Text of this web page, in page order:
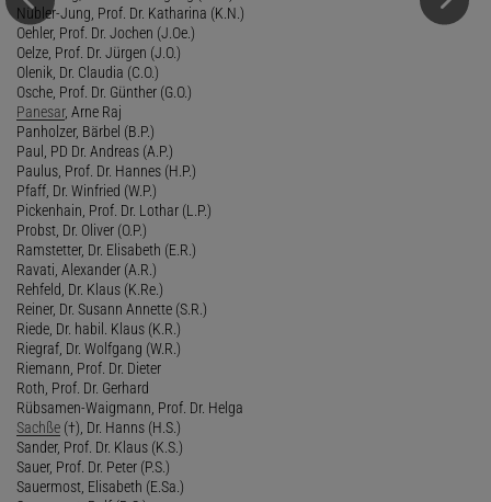
Nübler-Jung, Prof. Dr. Katharina (K.N.)
Oehler, Prof. Dr. Jochen (J.Oe.)
Oelze, Prof. Dr. Jürgen (J.O.)
Olenik, Dr. Claudia (C.O.)
Osche, Prof. Dr. Günther (G.O.)
Panesar, Arne Raj
Panholzer, Bärbel (B.P.)
Paul, PD Dr. Andreas (A.P.)
Paulus, Prof. Dr. Hannes (H.P.)
Pfaff, Dr. Winfried (W.P.)
Pickenhain, Prof. Dr. Lothar (L.P.)
Probst, Dr. Oliver (O.P.)
Ramstetter, Dr. Elisabeth (E.R.)
Ravati, Alexander (A.R.)
Rehfeld, Dr. Klaus (K.Re.)
Reiner, Dr. Susann Annette (S.R.)
Riede, Dr. habil. Klaus (K.R.)
Riegraf, Dr. Wolfgang (W.R.)
Riemann, Prof. Dr. Dieter
Roth, Prof. Dr. Gerhard
Rübsamen-Waigmann, Prof. Dr. Helga
Sachße (†), Dr. Hanns (H.S.)
Sander, Prof. Dr. Klaus (K.S.)
Sauer, Prof. Dr. Peter (P.S.)
Sauermost, Elisabeth (E.Sa.)